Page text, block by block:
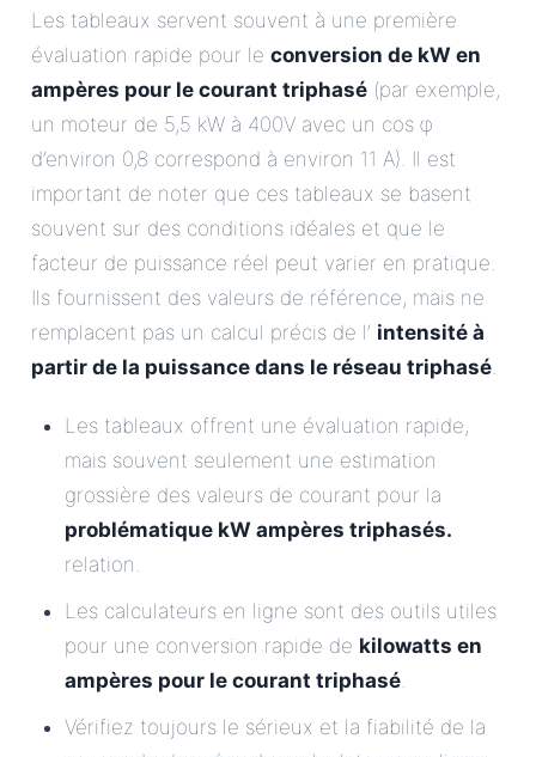
Les tableaux servent souvent à une première
évaluation rapide pour le conversion de kW en
ampères pour le courant triphasé (par exemple,
un moteur de 5,5 kW à 400V avec un cos φ
d’environ 0,8 correspond à environ 11 A). Il est
important de noter que ces tableaux se basent
souvent sur des conditions idéales et que le
facteur de puissance réel peut varier en pratique.
Ils fournissent des valeurs de référence, mais ne
remplacent pas un calcul précis de l’ intensité à
partir de la puissance dans le réseau triphasé.
Les tableaux offrent une évaluation rapide,
mais souvent seulement une estimation
grossière des valeurs de courant pour la
problématique kW ampères triphasés.
relation.
Les calculateurs en ligne sont des outils utiles
pour une conversion rapide de kilowatts en
ampères pour le courant triphasé.
Vérifiez toujours le sérieux et la fiabilité de la